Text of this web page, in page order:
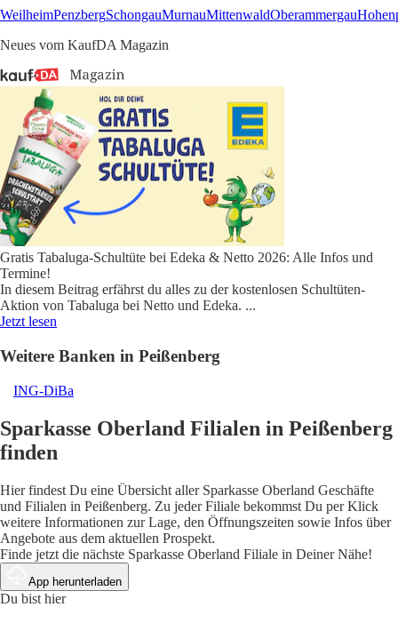
WeilheimPenzbergSchongauMurnauMittenwaldOberammergau
Neues vom KaufDA Magazin
Gratis Tabaluga-Schultüte bei Edeka & Netto 2026: Alle Infos und
Termine!
In diesem Beitrag erfährst du alles zu der kostenlosen Schultüten-
Aktion von Tabaluga bei Netto und Edeka. ...
Jetzt lesen
Weitere Banken in Peißenberg
ING-DiBa
Sparkasse Oberland Filialen in Peißenberg
finden
Hier findest Du eine Übersicht aller Sparkasse Oberland Geschäfte
und Filialen in Peißenberg. Zu jeder Filiale bekommst Du per Klick
weitere Informationen zur Lage, den Öffnungszeiten sowie Infos über
Angebote aus dem aktuellen Prospekt.
Finde jetzt die nächste Sparkasse Oberland Filiale in Deiner Nähe!
App herunterladen
Du bist hier